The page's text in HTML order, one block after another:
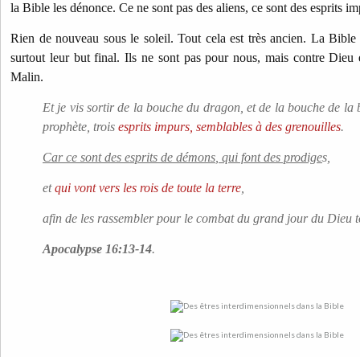
la Bible les dénonce. Ce ne sont pas des aliens, ce sont des esprits
Rien de nouveau sous le soleil. Tout cela est très ancien. La
surtout leur but final. Ils ne sont pas pour nous, mais contre
Malin.
Et je vis sortir de la bouche du dragon, et de la bouche de la
prophète, trois esprits impurs, semblables à des grenouilles.
Car ce sont des esprits de démons , qui font des prodiges,
etqui vont vers les rois de toute la terre
afin de les rassembler pour le combat du grand jour du Dieu
Apocalypse 16:13-14.